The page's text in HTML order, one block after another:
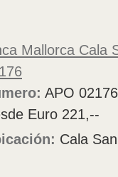
Mallorca Cala
APO
Euro 221,--
Cala